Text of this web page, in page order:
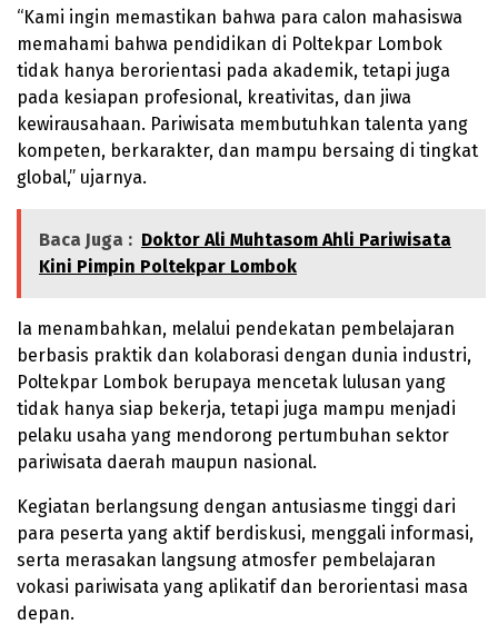
“Kami ingin memastikan bahwa para calon mahasiswa
memahami bahwa pendidikan di Poltekpar Lombok
tidak hanya berorientasi pada akademik, tetapi juga
pada kesiapan profesional, kreativitas, dan jiwa
kewirausahaan. Pariwisata membutuhkan talenta yang
kompeten, berkarakter, dan mampu bersaing di tingkat
global,” ujarnya.
Baca Juga : Doktor Ali Muhtasom Ahli Pariwisata
Kini Pimpin Poltekpar Lombok
Ia menambahkan, melalui pendekatan pembelajaran
berbasis praktik dan kolaborasi dengan dunia industri,
Poltekpar Lombok berupaya mencetak lulusan yang
tidak hanya siap bekerja, tetapi juga mampu menjadi
pelaku usaha yang mendorong pertumbuhan sektor
pariwisata daerah maupun nasional.
Kegiatan berlangsung dengan antusiasme tinggi dari
para peserta yang aktif berdiskusi, menggali informasi,
serta merasakan langsung atmosfer pembelajaran
vokasi pariwisata yang aplikatif dan berorientasi masa
depan.